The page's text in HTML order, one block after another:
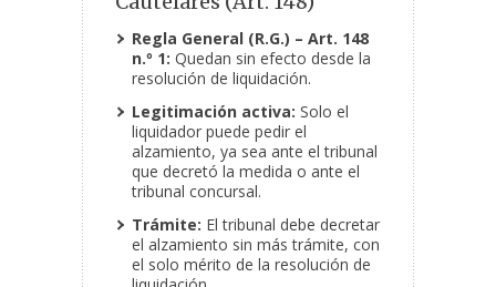
Regla General (R.G.) – Art. 148
n.º 1: Quedan sin efecto desde la
resolución de liquidación.
Legitimación activa: Solo el
liquidador puede pedir el
alzamiento, ya sea ante el tribunal
que decretó la medida o ante el
tribunal concursal.
Trámite: El tribunal debe decretar
el alzamiento sin más trámite, con
el solo mérito de la resolución de